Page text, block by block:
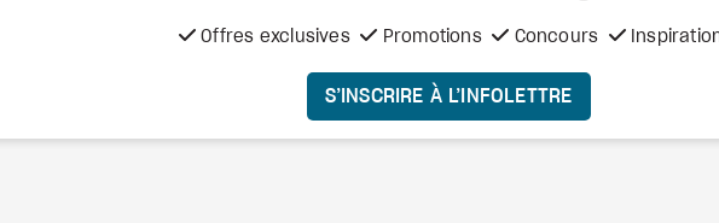
Offres exclusives Promotions Concours
S’INSCRIRE À L’INFOLETTRE